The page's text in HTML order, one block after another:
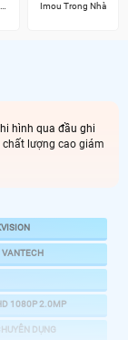
Imou Trong Nhà
hình qua đầu ghi
lượng cao giám
VANTECH
1080P 2.0MP
DỤNG